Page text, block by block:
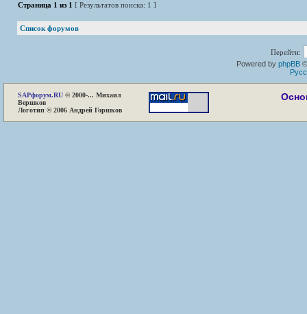
Страница 1 из 1 [ Результатов поиска: 1 ]
Список форумов
Перейти:
Powered by phpBB
SAPфорум.RU © 2000-... Михаил
Вершков
Логотип © 2006 Андрей Горшков